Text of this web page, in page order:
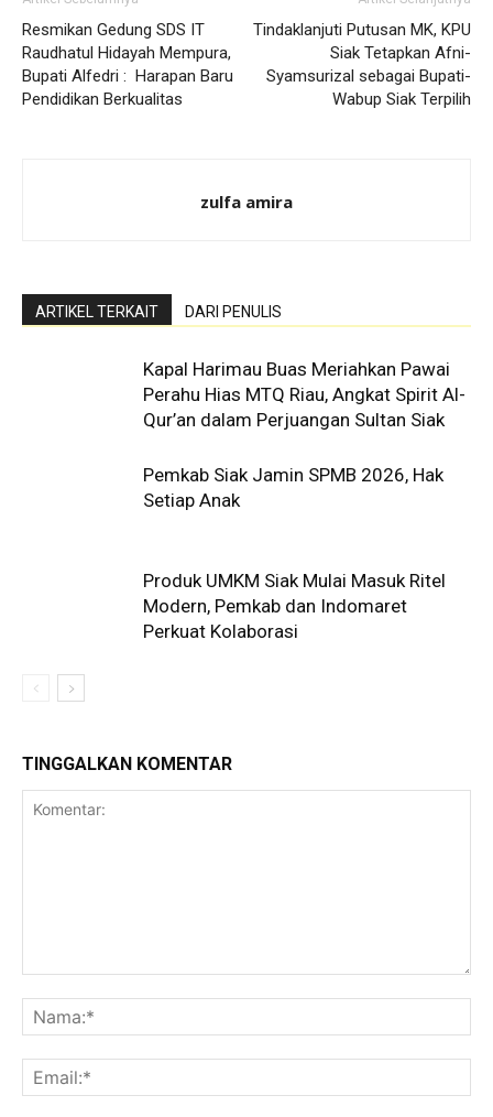
Resmikan Gedung SDS IT
Raudhatul Hidayah Mempura,
Bupati Alfedri : Harapan Baru
Pendidikan Berkualitas
Tindaklanjuti Putusan MK, KPU
Siak Tetapkan Afni-
Syamsurizal sebagai Bupati-
Wabup Siak Terpilih
zulfa amira
ARTIKEL TERKAIT DARI PENULIS
Kapal Harimau Buas Meriahkan Pawai
Perahu Hias MTQ Riau, Angkat Spirit Al-
Qur’an dalam Perjuangan Sultan Siak
Pemkab Siak Jamin SPMB 2026, Hak
Setiap Anak
Produk UMKM Siak Mulai Masuk Ritel
Modern, Pemkab dan Indomaret
Perkuat Kolaborasi
TINGGALKAN KOMENTAR